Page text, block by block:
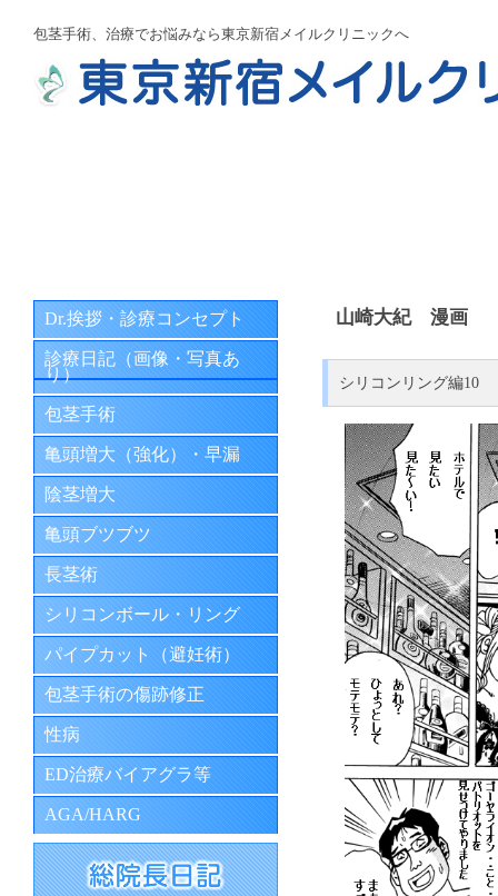
包茎手術、治療でお悩みなら東京新宿メイルクリニックへ
山崎大紀 漫画
シリコンリング編10
Dr.挨拶・診療コンセプト
診療日記（画像・写真あ
り）
包茎手術
亀頭増大（強化）・早漏
陰茎増大
亀頭ブツブツ
長茎術
シリコンボール・リング
パイプカット（避妊術）
包茎手術の傷跡修正
性病
ED治療バイアグラ等
AGA/HARG